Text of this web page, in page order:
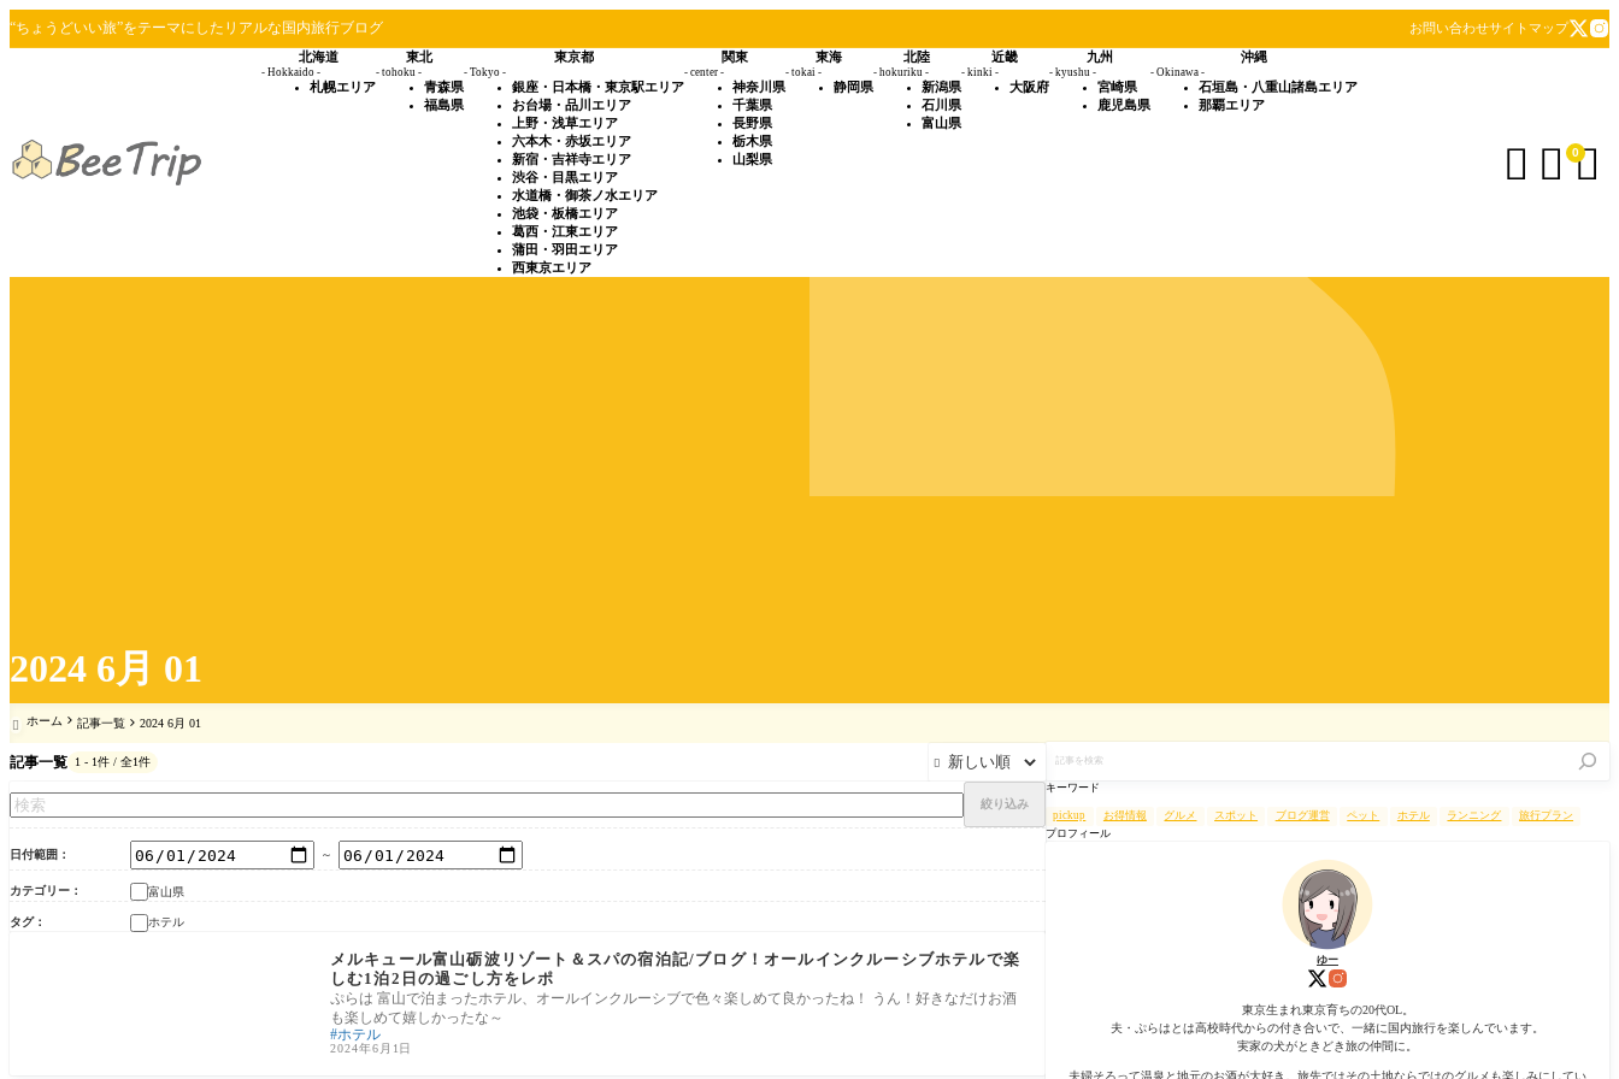
2024 6月 01
“ちょうどいい旅”をテーマにしたリアルな国内旅行ブログ お問い合わせサイトマップ
北海道
- Hokkaido -
札幌エリア
東北
- tohoku -
青森県
福島県
東京都
- Tokyo -
銀座・日本橋・東京駅エリア
お台場・品川エリア
上野・浅草エリア
六本木・赤坂エリア
新宿・吉祥寺エリア
渋谷・目黒エリア
水道橋・御茶ノ水エリア
池袋・板橋エリア
葛西・江東エリア
蒲田・羽田エリア
西東京エリア
関東
- center -
神奈川県
千葉県
長野県
栃木県
山梨県
東海
- tokai -
静岡県
北陸
- hokuriku -
新潟県
石川県
富山県
近畿
- kinki -
大阪府
九州
- kyushu -
宮崎県
鹿児島県
沖縄
- Okinawa -
石垣島・八重山諸島エリア
那覇エリア
  0
 ホーム 記事一覧 2024 6月 01
記事一覧 1 - 1件 / 全1件 
絞り込み
日付範囲 ～
カテゴリー 富山県
タグ ホテル
メルキュール富山砺波リゾート＆スパの宿泊記/ブログ！オールインクルーシブホテルで楽
しむ1泊2日の過ごし方をレポ
ぷらは 富山で泊まったホテル、オールインクルーシブで色々楽しめて良かったね！ うん！好きなだけお酒
も楽しめて嬉しかったな～
ホテル
2024年6月1日
を
検
索
キーワード
pickup お得情報 グルメ スポット ブログ運営 ペット ホテル ランニング
旅行プラン
プロフィール
ゆー
東京生まれ東京育ちの20代OL。
夫・ぷらはとは高校時代からの付き合いで、一緒に国内旅行を楽しんでいます。
実家の犬がときどき旅の仲間に。
夫婦そろって温泉と地元のお酒が大好き。旅先ではその土地ならではのグルメも楽しみにしてい